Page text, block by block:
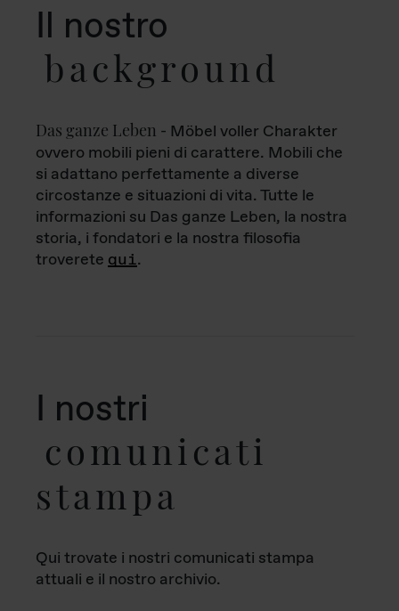
Il nostro
background
Das ganze Leben - Möbel voller Charakter
ovvero mobili pieni di carattere. Mobili che
si adattano perfettamente a diverse
circostanze e situazioni di vita. Tutte le
informazioni su Das ganze Leben, la nostra
storia, i fondatori e la nostra filosofia
troverete qui.
I nostri
comunicati
stampa
Qui trovate i nostri comunicati stampa
attuali e il nostro archivio.